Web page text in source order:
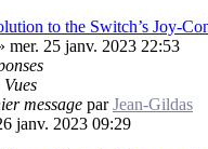
to the Switch’s Joy-
mer. 25 janv. 2023 22:53
Vues
message parJean-Gildas
janv. 2023 09:29